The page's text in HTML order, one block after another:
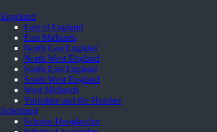
Engeland
East of England
East Midlands
North East England
North West England
South East England
South West England
West Midlands
Yorkshire and the Humber
Schotland
Schotse Hooglanden